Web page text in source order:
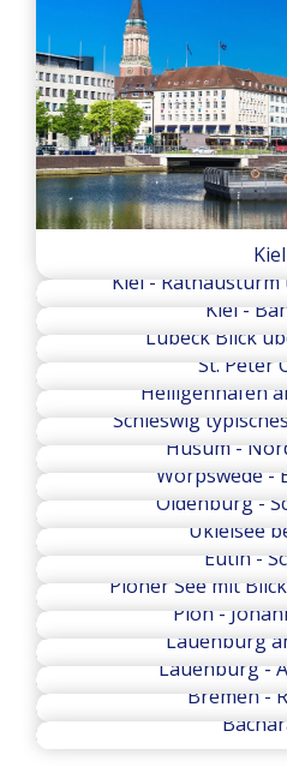
Kiel
Kiel -
Kiel -
Lübeck Blick
St. Peter
Heiligenhafen
Schleswig
Husum -
Worpswede -
Oldenburg -
Ukleisee
Eutin -
Plöner See mit
Plön -
Lauenburg
Lauenburg -
Bremen -